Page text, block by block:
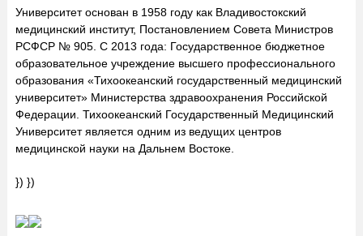
Университет основан в 1958 году как Владивостокский
медицинский институт, Постановлением Совета Министров
РСФСР № 905. С 2013 года: Государственное бюджетное
образовательное учреждение высшего профессионального
образования «Тихоокеанский государственный медицинский
университет» Министерства здравоохранения Российской
Федерации. Тихоокеанский Государственный Медицинский
Университет является одним из ведущих центров
медицинской науки на Дальнем Востоке.
}) })